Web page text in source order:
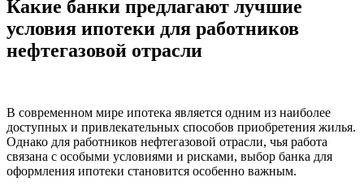
Какие банки предлагают лучшие
условия ипотеки для работников
нефтегазовой отрасли
В современном мире ипотека является одним из наиболее
доступных и привлекательных способов приобретения жилья.
Однако для работников нефтегазовой отрасли, чья работа
связана с особыми условиями и рисками, выбор банка для
оформления ипотеки становится особенно важным.